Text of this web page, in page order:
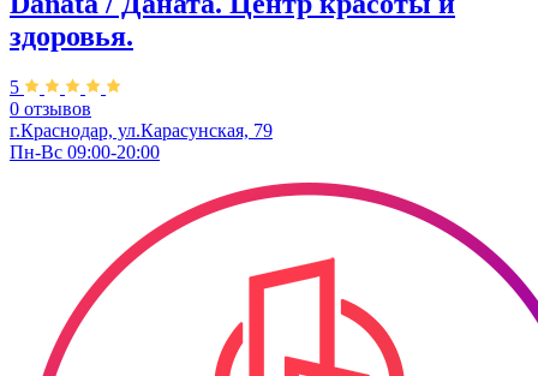
здоровья.
5
0 отзывов
г.Краснодар, ул.Карасунская, 79
Пн-Вс 09:00-20:00